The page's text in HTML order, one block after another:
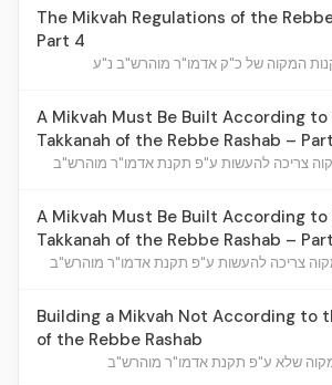
The Mikvah Regulations of the
Part 4
A Mikvah Must Be Built According
Takkanah of the Rebbe Rashab –
A Mikvah Must Be Built According
Takkanah of the Rebbe Rashab –
Building a Mikvah Not According to
of the Rebbe Rashab